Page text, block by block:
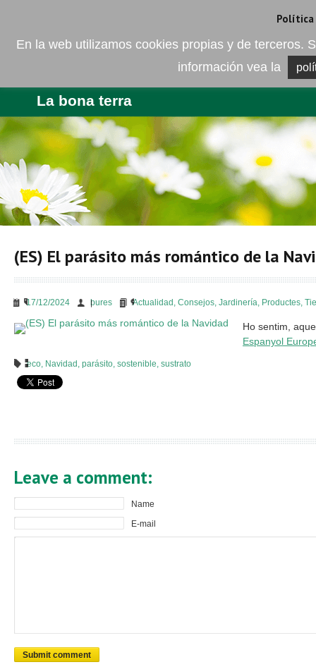
La bona terra
EMPRESA PRODUCTES
(ES) El parásito más romántico de la
17/12/2024 bures Actualidad , Consejos, Jardinería, Productes,
Ho sentim,
Espanyol
eco, Navidad , parásito, sostenible, sustrato
Leave a comment:
Name
E-mail
Submit comment
Política
En la web utilizamos cookies propias y de terceros.
información vea la